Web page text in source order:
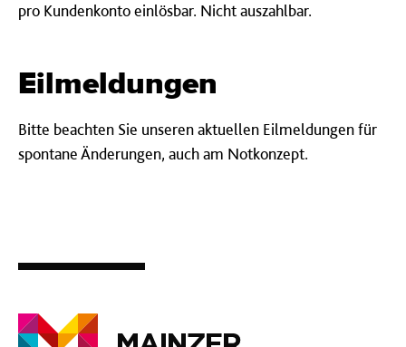
pro Kundenkonto einlösbar. Nicht auszahlbar.
Eilmeldungen
Bitte beachten Sie unseren aktuellen Eilmeldungen für
spontane Änderungen, auch am Notkonzept.